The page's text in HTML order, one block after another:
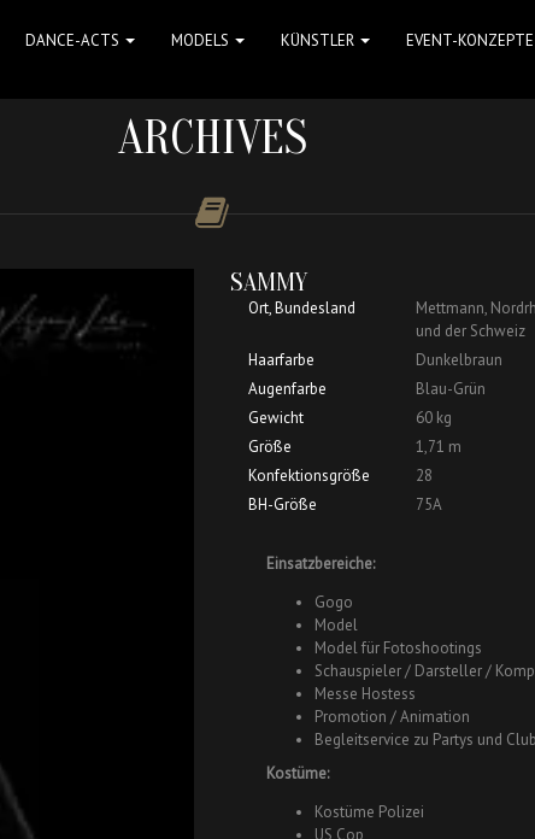
DANCE-ACTS MODELS KÜNSTLER EVENT-KONZEPTE
ARCHIVES
SAMMY
Ort, Bundesland
Mettmann,
und der Schweiz
Haarfarbe
Dunkelbraun
Augenfarbe
Blau-Grün
Gewicht
60 kg
Größe
1,71 m
Konfektionsgröße
28
BH-Größe
75A
Einsatzbereiche:
Gogo
Model
Model für Fotoshootings
Schauspieler / Darsteller /
Messe Hostess
Promotion / Animation
Begleitservice zu Partys und
Kostüme:
Kostüme Polizei
US Cop